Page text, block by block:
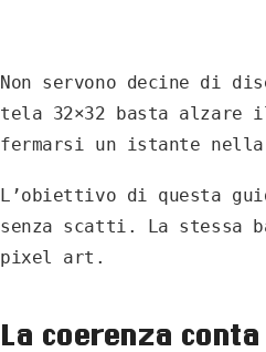
Non servono decine di
tela 32×32 basta alzare
fermarsi un istante
L’obiettivo di questa
senza scatti. La stessa
pixel art.
La coerenza